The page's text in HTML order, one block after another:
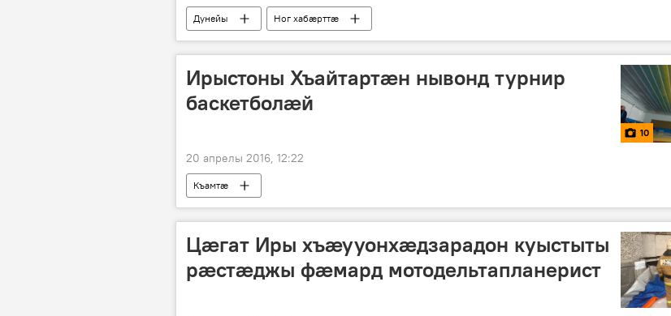
Дунейы Ног хабӕрттӕ
Ирыстоны Хъайтартæн нывонд турнир
баскетболæй
10
20 апрелы 2016, 12:22
Къамтӕ
Цæгат Иры хъӕууонхӕдзарадон куыстыты
рӕстӕджы фæмард мотодельтапланерист